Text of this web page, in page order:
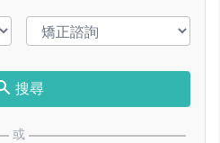
搜尋
或